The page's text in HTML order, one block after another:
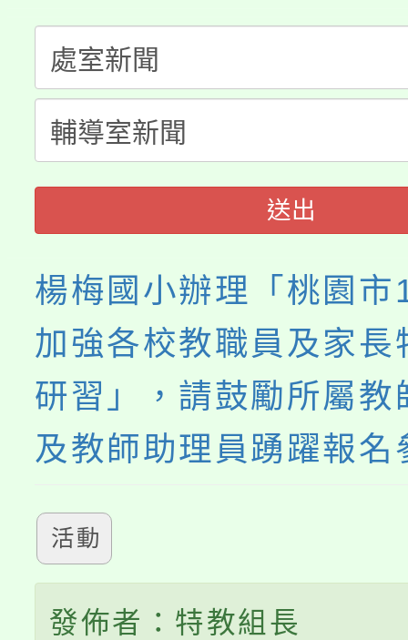
半價優惠，詳情可洽有
者。
份教師增能研習
大溪自造教育及科技中
份教師研習
淨零綠生活教案入校路
會
115年食農教育專業人
程
送出
楊梅國小辦理「桃園
加強各校教職員及家長
研習」，請鼓勵所屬教
及教師助理員踴躍報名
活動
發佈者：特教組長